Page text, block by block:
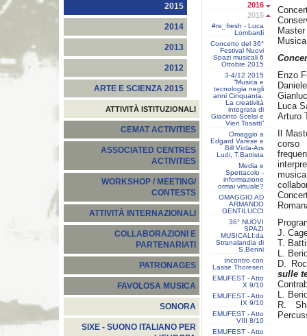
2015
2014
2013
2012
ARTE E SCIENZA 2015
ATTIVITÀ ISTITUZIONALI
CEMAT ACTIVITIES
ASSOCIATED CENTRES
ACTIVITIES
WORKSHOP / MEETING/
CONTESTS
ATTIVITÀ INTERNAZIONALI
COLLABORAZIONI E
PARTENARIATI
PATRONAGES
FAVOLOSA MUSICA
SONORA
SIXE - SUONO ITALIANO PER
2016
2015
#re_fresh - Luca
Lombardi
Concerto del 36°
Festival Nuovi
Spazi musicali 6
Ottobre 2015
3-4/12 2015
“Musica e
tecnologia negli
anni Cinquanta.
La creatività
integrata di
Giacinto Scelsi e
Vieri Tosatti”
Omaggio a
Edgard Varèse e
Bill Viola-Ars
Ludi, T.Battista
Media e
Spettacolo -
informazione
ormai virtuale?
OMAGGIO AD
ARMANDO
GENTILUCCI
36° NUOVI
SPAZI
MUSICALI:da
Stranalandia di
S.Benni
Incontro con
Lasse Thoresen
EMUFEST - Atto
X 9/10
EMUFEST - Atto
IX 9/10
EMUFEST - Atto
VIII 8/10
EMUFEST - Atto
Enzo
Luca
Arturo
Il
corso
J.
T.
L.
D.
sulle
L.
R.